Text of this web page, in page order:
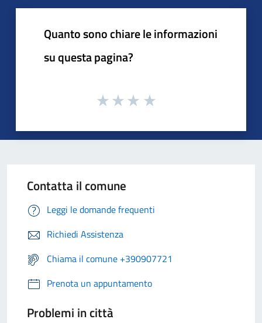
Quanto sono chiare le informazioni
su questa pagina?
Contatta il comune
Leggi le domande frequenti
Richiedi Assistenza
Chiama il comune +390907721
Prenota un appuntamento
Problemi in città